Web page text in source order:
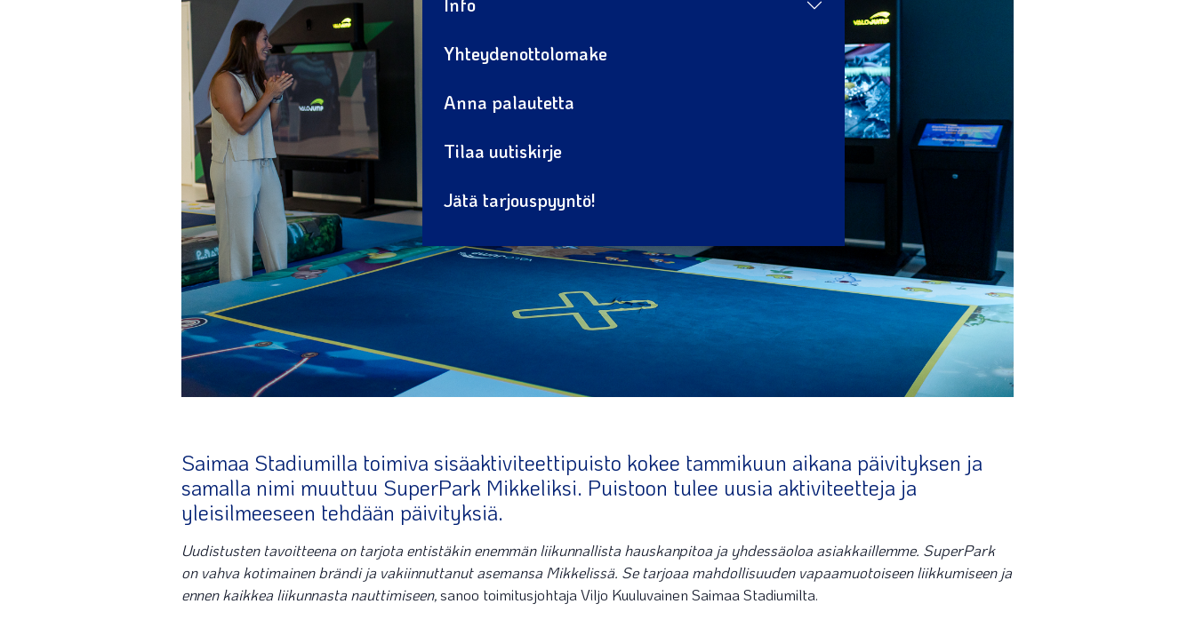
Yhteydenottolomake
Anna palautetta
Tilaa uutiskirje
Jätä tarjouspyyntö!
Saimaa Stadiumilla toimiva sisäaktiviteettipuisto kokee tammikuun aikana päivityksen ja
samalla nimi muuttuu SuperPark Mikkeliksi. Puistoon tulee uusia aktiviteetteja ja
yleisilmeeseen tehdään päivityksiä.
Uudistusten tavoitteena on tarjota entistäkin enemmän liikunnallista hauskanpitoa ja yhdessäoloa asiakkaillemme. SuperPark
on vahva kotimainen brändi ja vakiinnuttanut asemansa Mikkelissä. Se tarjoaa mahdollisuuden vapaamuotoiseen liikkumiseen ja
ennen kaikkea liikunnasta nauttimiseen,sanoo toimitusjohtaja Viljo Kuuluvainen Saimaa Stadiumilta.